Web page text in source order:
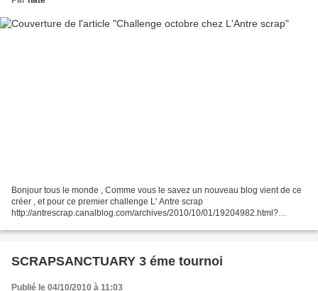
Bonjour tous le monde , Comme vous le savez un nouveau blog vient de ce
créer , et pour ce premier challenge L' Antre scrap
http://antrescrap.canalblog.com/archives/2010/10/01/19204982.html?
SCRAPSANCTUARY 3 éme tournoi
Publié le 04/10/2010 à 11:03